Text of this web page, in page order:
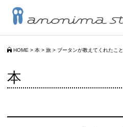
HOME > 本 > 旅 > ブータンが教えてくれたこと
本